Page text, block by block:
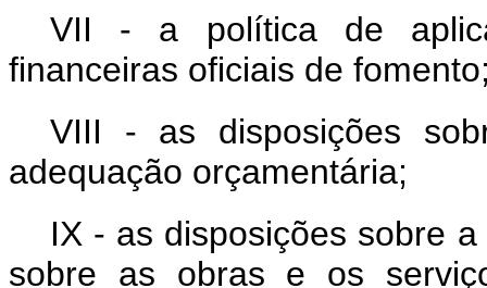
VII - a política de
financeiras oficiais de
VIII - as disposições
adequação orçamentária;
IX - as disposições sobre
sobre as obras e os